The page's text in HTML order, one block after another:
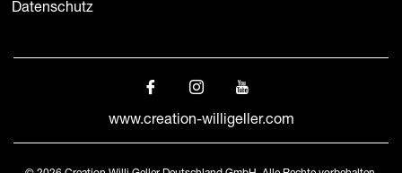
Datenschutz
www.creation-willigeller.com